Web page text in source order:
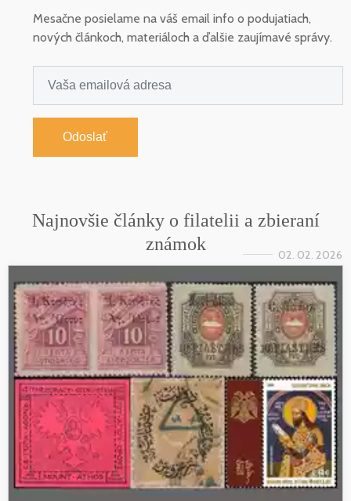
Mesačne posielame na váš email info o podujatiach,
nových článkoch, materiáloch a ďalšie zaujímavé správy.
Odoslať
Najnovšie články o filatelii a zbieraní
známok
02. 02. 2026